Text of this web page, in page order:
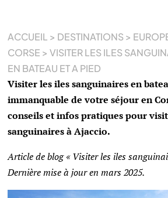
ACCUEIL > DESTINATIONS>
CORSE >VISITER LES ILES
EN BATEAU ET A PIED
Visiter les iles sanguinaires en
immanquable de votre séjour en
conseils et infos pratiques pour
sanguinaires à Ajaccio.
Article de blog « Visiter les iles
Dernière mise à jour en mars 2025.